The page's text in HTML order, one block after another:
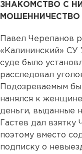
ЗНАКОМСТВО С
МОШЕННИЧЕСТВО
Павел Черепанов
«Калининский»
суде было
расследовал
Подозреваемым
нанялся к
деньги, выданные
Гастев дал
поэтому вместо
подписку о